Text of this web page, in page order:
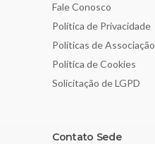
Fale Conosco
Política de Privacidade
Políticas de Associação
Política de Cookies
Solicitação de LGPD
Contato Sede